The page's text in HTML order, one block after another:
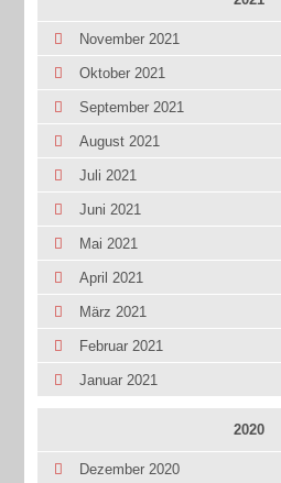
November 2021
Oktober 2021
September 2021
August 2021
Juli 2021
Juni 2021
Mai 2021
April 2021
März 2021
Februar 2021
Januar 2021
2020
Dezember 2020